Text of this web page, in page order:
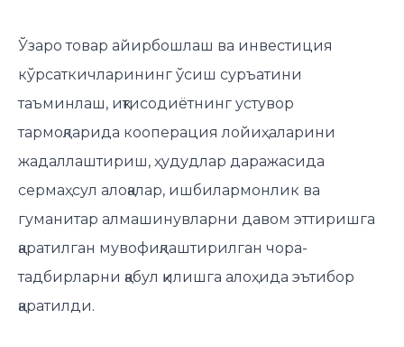
Ўзаро товар айирбошлаш ва инвестиция
кўрсаткичларининг ўсиш суръатини
таъминлаш, иқтисодиётнинг устувор
тармоқларида кооперация лойиҳаларини
жадаллаштириш, ҳудудлар даражасида
сермаҳсул алоқалар, ишбилармонлик ва
гуманитар алмашинувларни давом эттиришга
қаратилган мувофиқлаштирилган чора-
тадбирларни қабул қилишга алоҳида эътибор
қаратилди.